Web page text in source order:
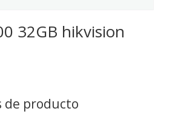
32GB hikvision
de producto